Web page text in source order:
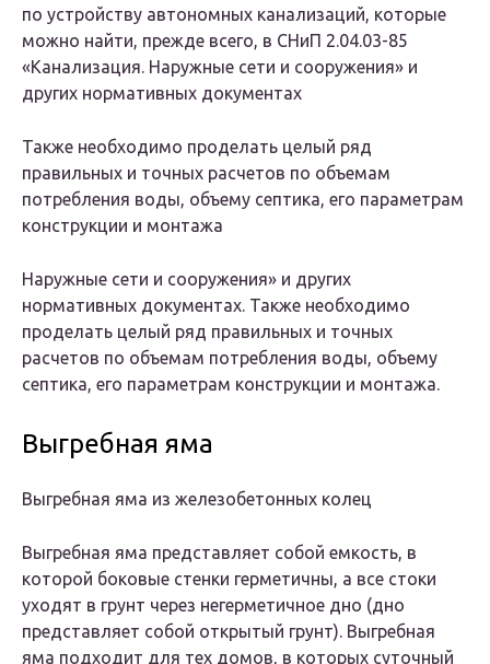
по устройству автономных канализаций, которые
можно найти, прежде всего, в СНиП 2.04.03-85
«Канализация. Наружные сети и сооружения» и
других нормативных документах
Также необходимо проделать целый ряд
правильных и точных расчетов по объемам
потребления воды, объему септика, его параметрам
конструкции и монтажа
Наружные сети и сооружения» и других
нормативных документах. Также необходимо
проделать целый ряд правильных и точных
расчетов по объемам потребления воды, объему
септика, его параметрам конструкции и монтажа.
Выгребная яма
Выгребная яма из железобетонных колец
Выгребная яма представляет собой емкость, в
которой боковые стенки герметичны, а все стоки
уходят в грунт через негерметичное дно (дно
представляет собой открытый грунт). Выгребная
яма подходит для тех домов, в которых суточный